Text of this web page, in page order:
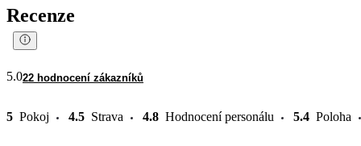
Recenze
5.022 hodnocení zákazníků
5 Pokoj 4.5 Strava 4.8 Hodnocení personálu 5.4 Poloha